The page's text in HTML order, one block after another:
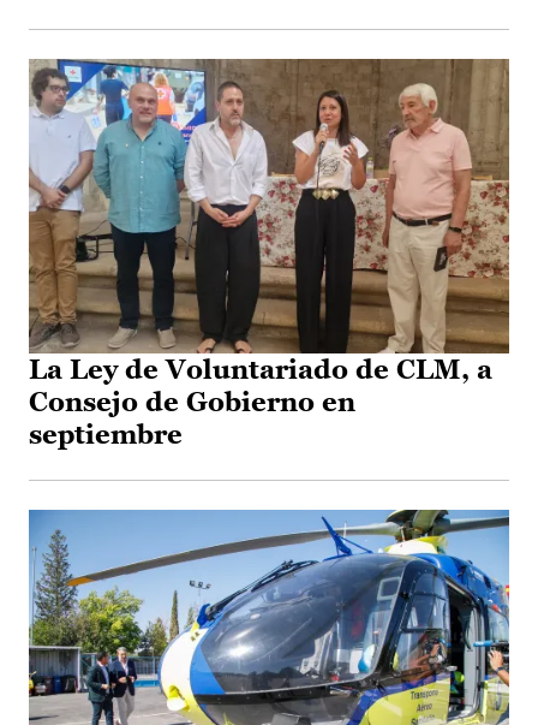
La Ley de Voluntariado de CLM, a
Consejo de Gobierno en
septiembre